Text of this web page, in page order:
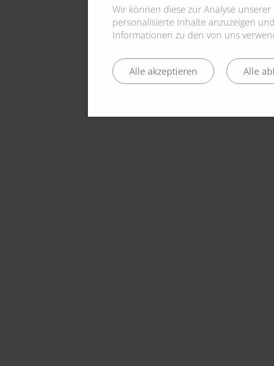
Wir können diese zur Analyse
personalisierte Inhalte anzuzeigen
Informationen zu den von uns
Alle akzeptieren Alle